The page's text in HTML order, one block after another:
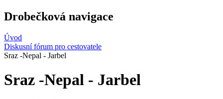
Drobečková navigace
Úvod
Diskusní fórum pro cestovatele
Sraz -Nepal - Jarbel
Sraz -Nepal - Jarbel